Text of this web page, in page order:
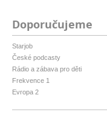
Doporučujeme
Starjob
České podcasty
Rádio a zábava pro děti
Frekvence 1
Evropa 2